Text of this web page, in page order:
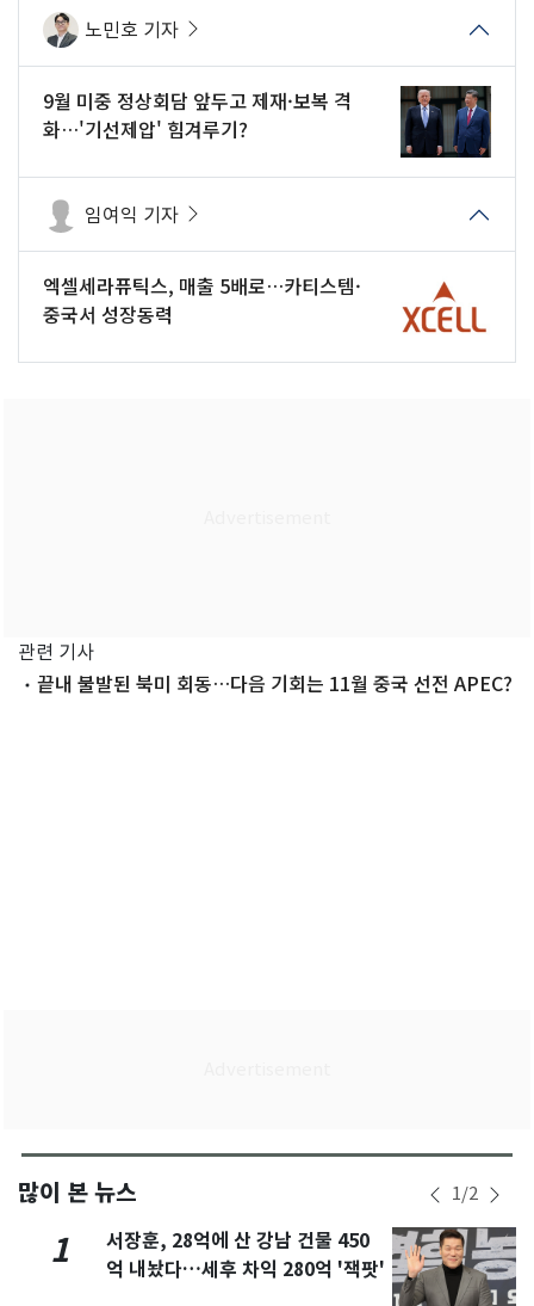
노민호 기자
9월 미중 정상회담 앞두고 제재·보복 격
화…'기선제압' 힘겨루기?
임여익 기자
엑셀세라퓨틱스, 매출 5배로…카티스템·
중국서 성장동력
관련 기사
끝내 불발된 북미 회동…다음 기회는 11월 중국 선전 APEC?
많이 본 뉴스 1/2
1
서장훈, 28억에 산 강남 건물 450
억 내놨다…세후 차익 280억 '잭팟'